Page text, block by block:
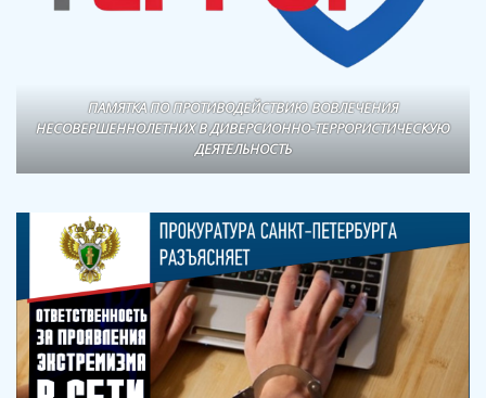
ПАМЯТКА ПО ПРОТИВОДЕЙСТВИЮ ВОВЛЕЧЕНИЯ
НЕСОВЕРШЕННОЛЕТНИХ В ДИВЕРСИОННО-ТЕРРОРИСТИЧЕСКУЮ
ДЕЯТЕЛЬНОСТЬ